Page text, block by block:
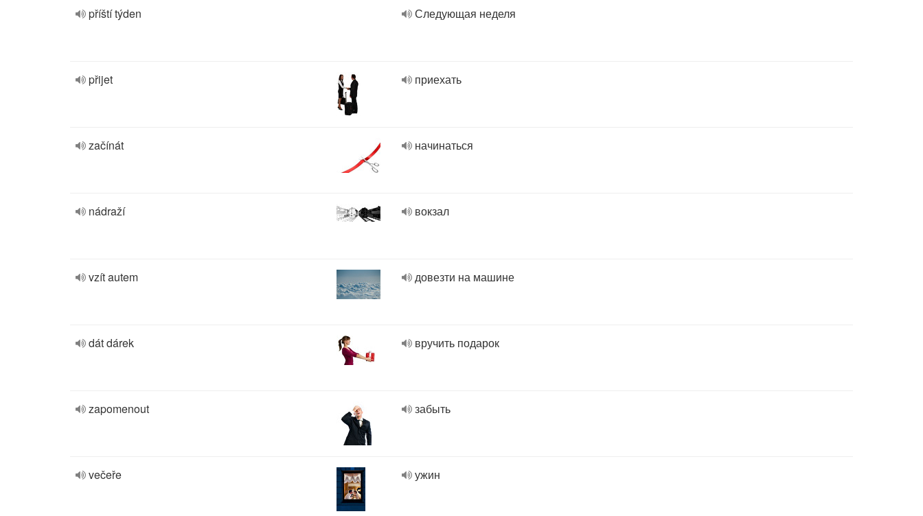
příští týden Следующая неделя
přijet приехать
začínát начинаться
nádraží вокзал
vzít autem довезти на машине
dát dárek вручить подарок
zapomenout забыть
večeře ужин